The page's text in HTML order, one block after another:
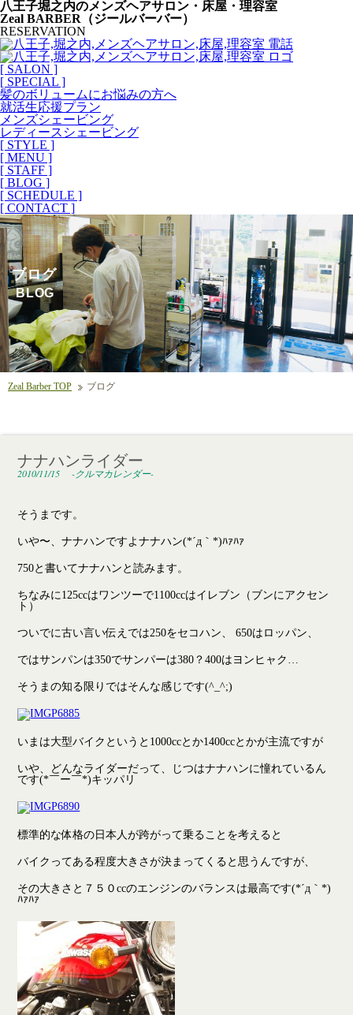
八王子堀之内のメンズヘアサロン・床屋・理容室
Zeal BARBER（ジールバーバー）
RESERVATION
[ SALON ]
[ SPECIAL ]
髪のボリュームにお悩みの方へ
就活生応援プラン
メンズシェービング
レディースシェービング
[ STYLE ]
[ MENU ]
[ STAFF ]
[ BLOG ]
[ SCHEDULE ]
[ CONTACT ]
Zeal Barber TOP ブログ
ブログ
BLOG
ナナハンライダー
2010/11/15 -クルマカレンダー-
そうまです。
いや〜、ナナハンですよナナハン(*´д｀*)ﾊｧﾊｧ
750と書いてナナハンと読みます。
ちなみに125ccはワンツーで1100ccはイレブン（ブンにアクセン
ト）
ついでに古い言い伝えでは250をセコハン、 650はロッパン、
ではサンパンは350でサンパーは380？400はヨンヒャク…
そうまの知る限りではそんな感じです(^_^;)
いまは大型バイクというと1000ccとか1400ccとかが主流ですが
いや、どんなライダーだって、じつはナナハンに憧れているん
です(*￣ー￣*)キッパリ
標準的な体格の日本人が跨がって乗ることを考えると
バイクってある程度大きさが決まってくると思うんですが、
その大きさと７５０ccのエンジンのバランスは最高です(*´д｀*)
ﾊｧﾊｧ